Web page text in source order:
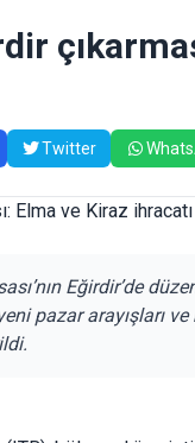
Twitter
Eğirdir’de
pazar arayışları